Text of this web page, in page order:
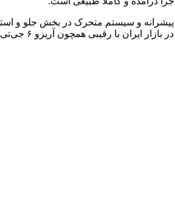
و سیستم متحرک در بخش جلو و
نمی‌دهد تا این